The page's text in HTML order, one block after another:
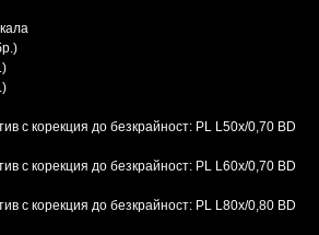
с корекция до безкрайност: PL L50х/0,70 BD
с корекция до безкрайност: PL L60x/0,70 BD
с корекция до безкрайност: PL L80x/0,80 BD